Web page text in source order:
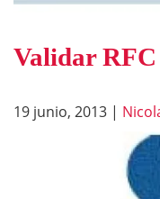
Validar
19 junio, 2013 |